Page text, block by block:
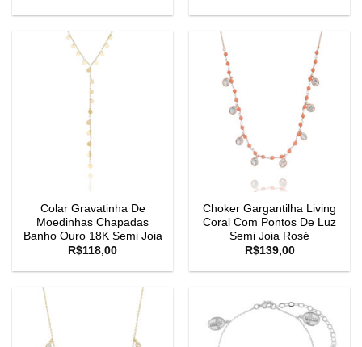
Colar Gravatinha De
Moedinhas Chapadas
Banho Ouro 18K Semi Joia
R$118,00
Choker Gargantilha Living
Coral Com Pontos De Luz
Semi Joia Rosé
R$139,00